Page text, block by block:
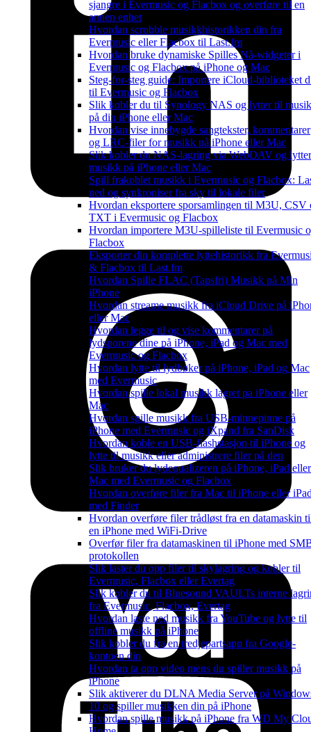
sjangre i Evermusic og Flacbox og overføre til en
annen enhet
Hvordan scrobble musikkhistorikken din fra
Evermusic eller Flacbox til Last.fm
Hvordan bruke dynamiske Spilles Nå-widgeter i
Evermusic og Flacbox på iPhone og Mac
Steg-for-steg guide: Importere iCloud-biblioteket
til Evermusic og Flacbox
Slik kobler du til Synology NAS og lytter til
på din iPhone eller Mac
Hvordan vise innebygde sangtekster, kommentarer
og LRC-filer for musikk på iPhone eller Mac
Slik kobler du NAS-lagring via WebDAV og
musikk på iPhone eller Mac
Spill frakoblet musikk i Evermusic og Flacbox:
ned og synkroniser fra sky til lokale filer
Hvordan eksportere sporsamlingen til M3U, CSV
TXT i Evermusic og Flacbox
Hvordan importere M3U-spilleliste til Evermusic
Flacbox
Eksporter din komplette lyttehistorikk fra
& Flacbox til Last.fm
Hvordan Spille FLAC (Tapsfri) Musikk på Min
iPhone
Hvordan streame musikk fra iCloud Drive på
eller Mac
Hvordan legge til og vise kommentarer på
lydsporene dine på iPhone, iPad og Mac med
Evermusic og Flacbox
Hvordan lytte til lydbøker på iPhone, iPad og Mac
med Evermusic
Hvordan spille lokal musikk lagret pa iPhone eller
Mac
Hvordan spille musikk fra USB-minnepinne på
iPhone med Evermusic og iXpand fra SanDisk
Hvordan koble en USB-flashstasjon til iPhone og
lytte til musikk eller administrere filer på den
Slik bruker du lydequalizeren på iPhone, iPad eller
Mac med Evermusic og Flacbox
Hvordan overføre filer fra Mac til iPhone eller
med Finder
Hvordan overføre filer trådløst fra en datamaskin
en iPhone med WiFi-Drive
Overfør filer fra datamaskinen til iPhone med
protokollen
Slik laster du opp filer til skylagring og kobler til
Evermusic, Flacbox eller Evertag
Slik kobler du til Bluesound VAULTs interne
fra Evermusic, Flacbox, Evertag
Hvordan laste ned musikk fra YouTube og lytte til
offline musikk på iPhone
Slik kobler du fra en tredjepartsapp fra Google-
kontoen din
Hvordan ta opp video mens du spiller musikk på
iPhone
Slik aktiverer du DLNA Media Server på
10 og spiller musikken din på iPhone
Hvordan spille musikk på iPhone fra WD My